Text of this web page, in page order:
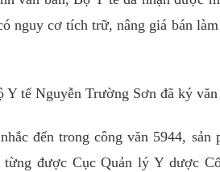
nguy cơ tích trữ, nâng giá bán
tế Nguyễn Trường Sơn đã ký
đến trong công văn 5944,
được Cục Quản lý Y dược